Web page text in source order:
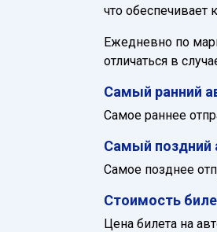
что обеспечивает
Ежедневно по
отличаться в
Самый ранний
Самое раннее
Самый поздний
Самое позднее
Стоимость
Цена билета на